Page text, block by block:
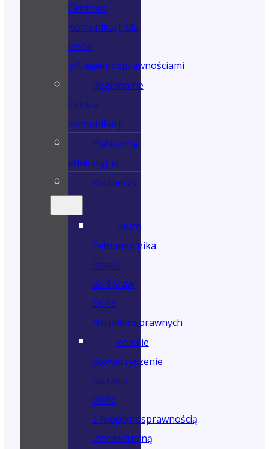
Centrum
Komunikacji dla
Osób
z Niepełnosprawnościami
Regionalne
Centra
Komunikacji
Platforma
edukacyjna
Partnerzy
Biuro
Pełnomocnika
Rządu
do Spraw
Osób
Niepełnosprawnych
Polskie
Stowarzyszenie
na rzecz
Osób
z Niepełnosprawnością
Intelektualną